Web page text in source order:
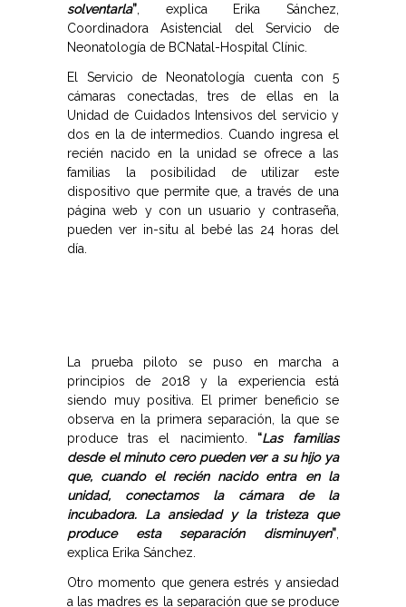
solventarla” , explica Erika Sánchez,
Coordinadora Asistencial del Servicio de
Neonatología de BCNatal-Hospital Clínic.
El Servicio de Neonatología cuenta con 5
cámaras conectadas, tres de ellas en la
Unidad de Cuidados Intensivos del servicio y
dos en la de intermedios. Cuando ingresa el
recién nacido en la unidad se ofrece a las
familias la posibilidad de utilizar este
dispositivo que permite que, a través de una
página web y con un usuario y contraseña,
pueden ver in-situ al bebé las 24 horas del
día.
La prueba piloto se puso en marcha a
principios de 2018 y la experiencia está
siendo muy positiva. El primer beneficio se
observa en la primera separación, la que se
produce tras el nacimiento. “Las familias
desde el minuto cero pueden ver a su hijo ya
que, cuando el recién nacido entra en la
unidad, conectamos la cámara de la
incubadora. La ansiedad y la tristeza que
produce esta separación disminuyen”
explica Erika Sánchez.
Otro momento que genera estrés y ansiedad
a las madres es la separación que se produce